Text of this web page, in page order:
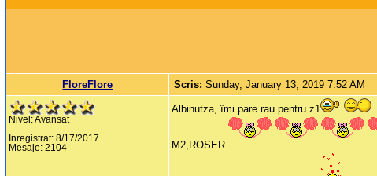
FloreFlore Scris:Sunday, January 13, 2019 7:52 AM
Nivel: Avansat
Inregistrat: 8/17/2017
Mesaje: 2104
Albinutza, îmi pare rau pentru z1
M2,ROSER